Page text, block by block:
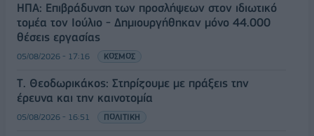
ΗΠΑ: Επιβράδυνση των προσλήψεων στον ιδιωτικό
τομέα τον Ιούλιο - Δημιουργήθηκαν μόνο 44.000
θέσεις εργασίας
05/08/2026 - 17:16 ΚΟΣΜΟΣ
Τ. Θεοδωρικάκος: Στηρίζουμε με πράξεις την
έρευνα και την καινοτομία
05/08/2026 - 16:51 ΠΟΛΙΤΙΚΗ